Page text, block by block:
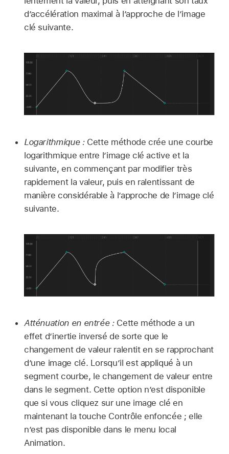
d’accélération maximal à l’approche de l’image
clé suivante.
Logarithmique :Cette méthode crée une courbe
logarithmique entre l’image clé active et la
suivante, en commençant par modifier très
rapidement la valeur, puis en ralentissant de
manière considérable à l’approche de l’image clé
suivante.
Atténuation en entrée :Cette méthode a un
effet d’inertie inversé de sorte que le
changement de valeur ralentit en se rapprochant
d’une image clé. Lorsqu’il est appliqué à un
segment courbe, le changement de valeur entre
dans le segment. Cette option n’est disponible
que si vous cliquez sur une image clé en
maintenant la touche Contrôle enfoncée ; elle
n’est pas disponible dans le menu local
Animation.